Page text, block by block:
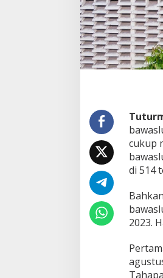
cukup
di 514
2023.